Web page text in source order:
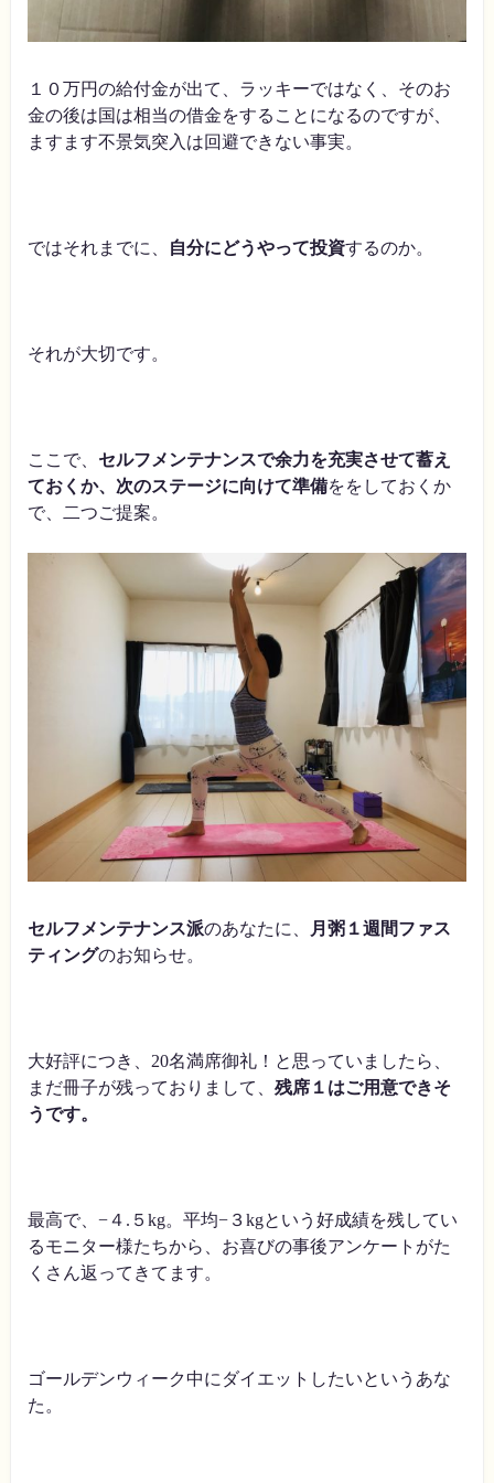
１０万円の給付金が出て、ラッキーではなく、そのお
金の後は国は相当の借金をすることになるのですが、
ますます不景気突入は回避できない事実。
ではそれまでに、 自分にどうやって投資するのか。
それが大切です。
ここで、 セルフメンテナンスで余力を充実させて蓄え
ておくか、次のステージに向けて準備ををしておくか
で、二つご提案。
セルフメンテナンス派のあなたに、
月粥１週間ファス
ティングのお知らせ。
大好評につき、20名満席御礼！と思っていましたら、
まだ冊子が残っておりまして、 残席１はご用意できそ
うです。
最高で、−４.５kg。平均−３kgという好成績を残してい
るモニター様たちから、お喜びの事後アンケートがた
くさん返ってきてます。
ゴールデンウィーク中にダイエットしたいというあな
た。